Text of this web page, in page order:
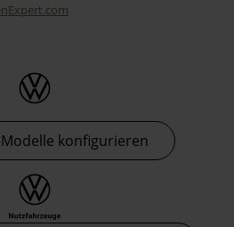
konfigurieren